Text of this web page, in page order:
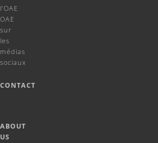
l'OAE
OAE
sur
les
médias
sociaux
CONTACT
ABOUT
US